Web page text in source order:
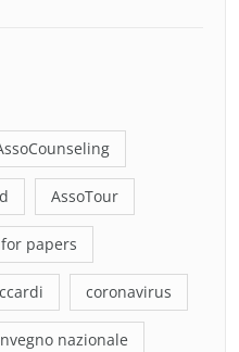
AssoTour
papers
coronavirus
nazionale